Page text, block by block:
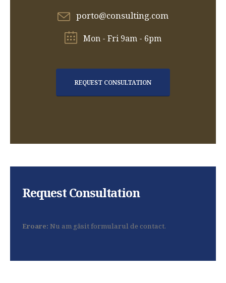
porto@consulting.com
Mon - Fri 9am - 6pm
REQUEST CONSULTATION
Request Consultation
Eroare: Nu am găsit formularul de contact.